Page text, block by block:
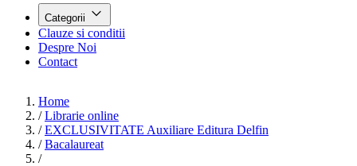
Categorii
Clauze si conditii
Despre Noi
Contact
Home
/ Librarie online
/ EXCLUSIVITATE Auxiliare Editura Delfin
/ Bacalaureat
/